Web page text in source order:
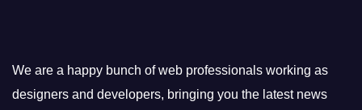
We are a happy bunch of web professionals working as
designers and developers, bringing you the latest news